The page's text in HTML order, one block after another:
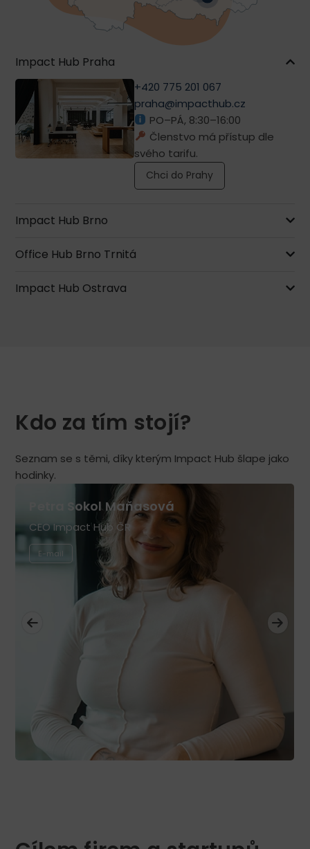
Impact Hub Praha
+420 775 201 067
praha@impacthub.cz
PO–PÁ, 8:30–16:00
Členstvo má přístup dle
svého tarifu.
Chci do Prahy
Impact Hub Brno
Office Hub Brno Trnitá
Impact Hub Ostrava
Kdo za tím stojí?
Seznam se s těmi, díky kterým Impact Hub šlape jako
hodinky.
Petra Sokol Maňasová
CEO Impact Hub ČR
E-mail